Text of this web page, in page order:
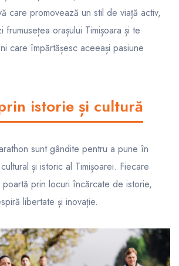
care promovează un stil de viață activ,
orașului Timișoara și te
care împărtășesc aceeași pasiune
istorie și cultură
sunt gândite pentru a pune în
și istoric al Timișoarei. Fiecare
prin locuri încărcate de istorie,
libertate și inovație.